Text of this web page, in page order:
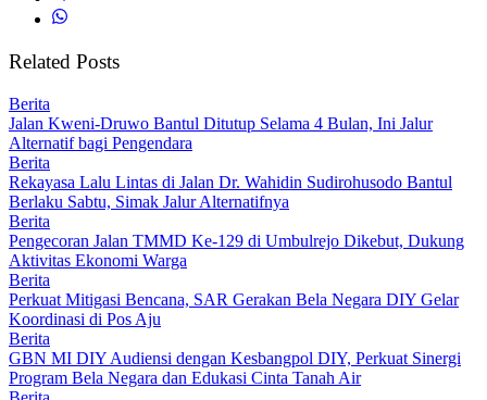
Related Posts
Berita
Jalan Kweni-Druwo Bantul Ditutup Selama 4 Bulan, Ini Jalur
Alternatif bagi Pengendara
Berita
Rekayasa Lalu Lintas di Jalan Dr. Wahidin Sudirohusodo Bantul
Berlaku Sabtu, Simak Jalur Alternatifnya
Berita
Pengecoran Jalan TMMD Ke-129 di Umbulrejo Dikebut, Dukung
Aktivitas Ekonomi Warga
Berita
Perkuat Mitigasi Bencana, SAR Gerakan Bela Negara DIY Gelar
Koordinasi di Pos Aju
Berita
GBN MI DIY Audiensi dengan Kesbangpol DIY, Perkuat Sinergi
Program Bela Negara dan Edukasi Cinta Tanah Air